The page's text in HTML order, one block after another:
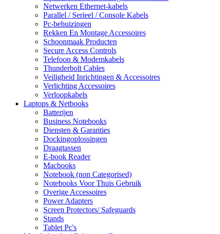
Netwerken Ethernet-kabels
Parallel / Serieel / Console Kabels
Pc-behuizingen
Rekken En Montage Accessoires
Schoonmaak Producten
Secure Access Controls
Telefoon & Modemkabels
Thunderbolt Cables
Veiligheid Inrichtingen & Accessoires
Verlichting Accessoires
Verloopkabels
Laptops & Netbooks
Batterijen
Business Notebooks
Diensten & Garanties
Dockingoplossingen
Draagtassen
E-book Reader
Macbooks
Notebook (non Categorised)
Notebooks Voor Thuis Gebruik
Overige Accessoires
Power Adapters
Screen Protectors/ Safeguards
Stands
Tablet Pc's